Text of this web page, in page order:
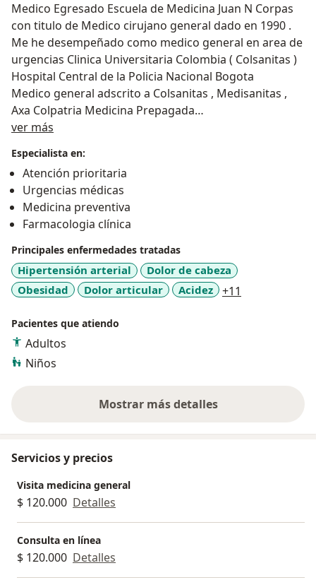
Medico Egresado Escuela de Medicina Juan N Corpas
con titulo de Medico cirujano general dado en 1990 .
Me he desempeñado como medico general en area de
urgencias Clinica Universitaria Colombia ( Colsanitas )
Hospital Central de la Policia Nacional Bogota
Medico general adscrito a Colsanitas , Medisanitas ,
Axa Colpatria Medicina Prepagada
Medico asistente consulta de enfermedades
años en EPS compensar .
ver más
Especialista en:
Atención prioritaria
Urgencias médicas
Medicina preventiva
Farmacologia clínica
Principales enfermedades tratadas
Hipertensión arterial
Dolor de cabeza
Obesidad
Dolor articular Acidez +11
Pacientes que atiendo
Adultos
Niños
Mostrar más detalles
sobre la experiencia
Servicios y precios
Visita medicina general
$ 120.000 Detalles
Consulta en línea
$ 120.000 Detalles